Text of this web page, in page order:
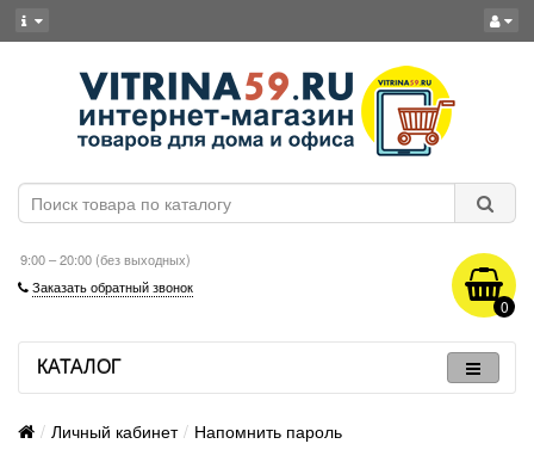
9:00 – 20:00 (без выходных)
Заказать обратный звонок
0
КАТАЛОГ
Личный кабинет Напомнить пароль